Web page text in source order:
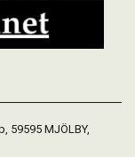
59595 MJÖLBY,